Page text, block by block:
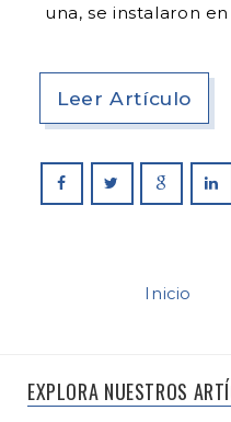
una, se instalaron en
Leer Artículo
Inicio
EXPLORA NUESTROS